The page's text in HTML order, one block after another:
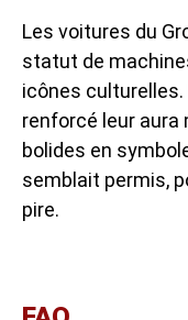
Les voitures du
statut de
icônes
renforcé leur
bolides en
semblait permis,
pire.